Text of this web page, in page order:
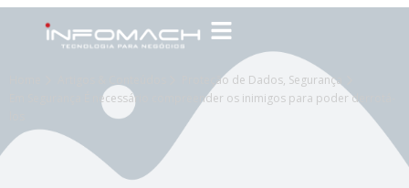
Proteção de Dados, Segurança
Em Segurança É necessário compreender os inimigos para poder derrotá-